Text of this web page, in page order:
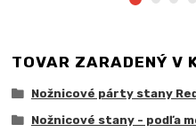
TOVAR ZARADENÝ V
Nožnicové párty stany
Nožnicové stany - podľa